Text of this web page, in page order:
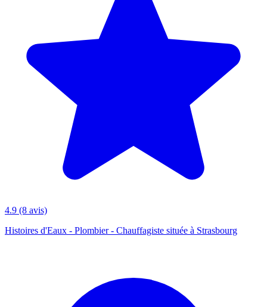
4.9 (8 avis)
Histoires d'Eaux - Plombier - Chauffagiste située à Strasbourg